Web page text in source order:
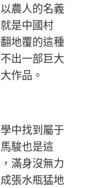
農人的名義
是中國村
地覆的這種
出一部巨大
作品。
中找到屬于
駿也是這
滿身沒無力
張水瓶猛地